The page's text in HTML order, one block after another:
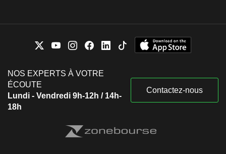
NOS EXPERTS À VOTRE
ÉCOUTE
Lundi - Vendredi 9h-12h / 14h-
18h
Contactez-nous